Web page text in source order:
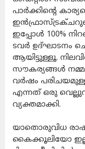
പാർക്കിന്റെ
ഇപ്പോൾ 100%
ടവർ ഉദ്ഘാടനം
ആയിട്ടുള്ളൂ.
സൗകര്യങ്ങൾ
വർഷം
എന്നത് ഒരു
വ്യക്തമാക്കി.
യാതൊരുവിധ
കൈക്കൂലിയോ